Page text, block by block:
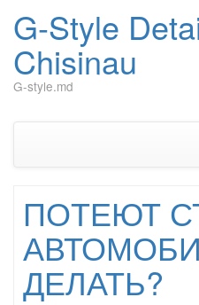
G-Style
Chisinau
G-style.md
ПОТЕЮТ
ДЕЛАТЬ?